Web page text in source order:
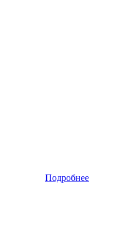
Подробнее